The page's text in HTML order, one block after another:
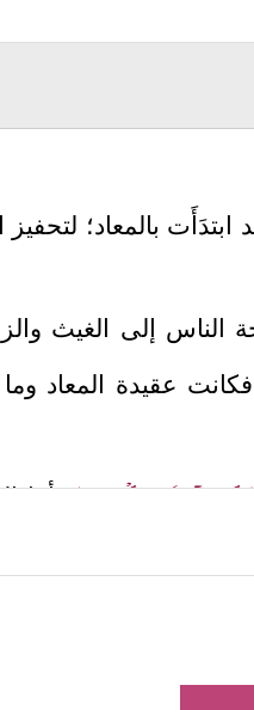
بالمعاد؛ لتحفيز
الناس إلى الغيث
عقيدة المعاد
ذَاتِ ٱلۡحُبُكِ﴾أما
بالله خالقًا